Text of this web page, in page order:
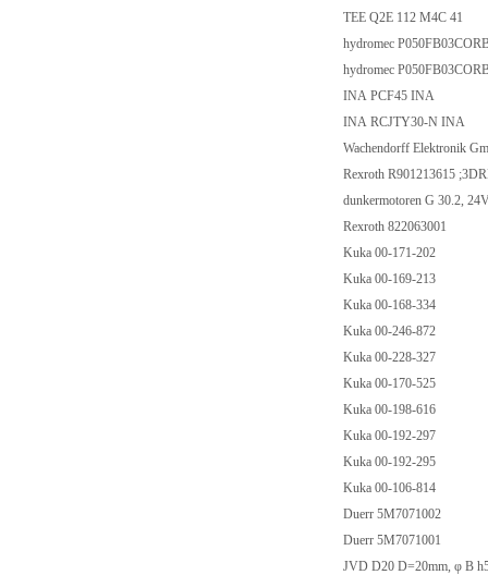
TEE Q2E 112 M4C 41
hydromec
hydromec
INA PCF45 INA
INA RCJTY30-N INA
Wachendorff Elektronik
Rexroth R901213615
dunkermotoren G 30.2,
Rexroth 822063001
Kuka 00-171-202
Kuka 00-169-213
Kuka 00-168-334
Kuka 00-246-872
Kuka 00-228-327
Kuka 00-170-525
Kuka 00-198-616
Kuka 00-192-297
Kuka 00-192-295
Kuka 00-106-814
Duerr 5M7071002
Duerr 5M7071001
JVD D20 D=20mm, φ B